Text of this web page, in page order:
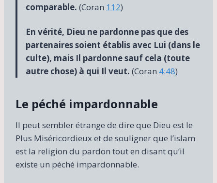
comparable. (Coran 112)
En vérité, Dieu ne pardonne pas que des
partenaires soient établis avec Lui (dans le
culte), mais Il pardonne sauf cela (toute
autre chose) à qui Il veut. (Coran 4:48)
Le péché impardonnable
Il peut sembler étrange de dire que Dieu est le
Plus Miséricordieux et de souligner que l’islam
est la religion du pardon tout en disant qu’il
existe un péché impardonnable.